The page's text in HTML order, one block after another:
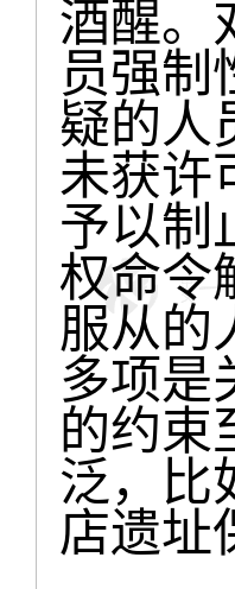
酒醒。
员强制
疑的人
未获许
予以制
权命令
服从的
多项是
的约束
泛，比
店遗址